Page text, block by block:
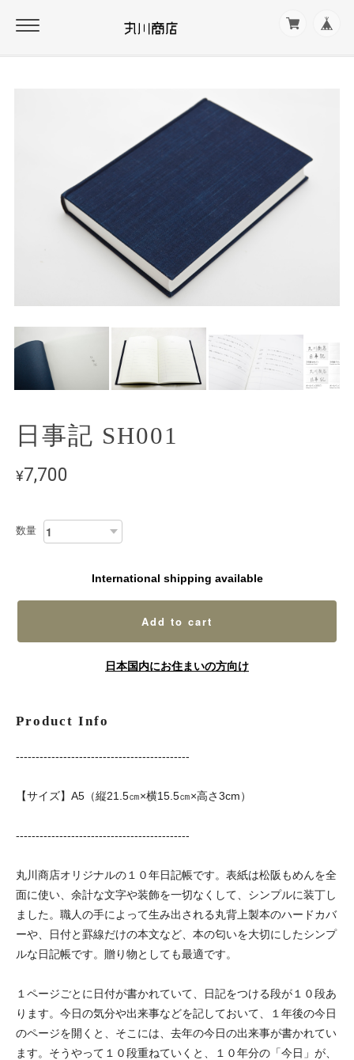
日事記 SH001
¥7,700
数量
International shipping available
Add to cart
日本国内にお住まいの方向け
Product Info
--------------------------------------------
【サイズ】A5（縦21.5㎝×横15.5㎝×高さ3cm）
--------------------------------------------
丸川商店オリジナルの１０年日記帳です。表紙は松阪もめんを全
面に使い、余計な文字や装飾を一切なくして、シンプルに装丁し
ました。職人の手によって生み出される丸背上製本のハードカバ
ーや、日付と罫線だけの本文など、本の匂いを大切にしたシンプ
ルな日記帳です。贈り物としても最適です。
１ページごとに日付が書かれていて、日記をつける段が１０段あ
ります。今日の気分や出来事などを記しておいて、１年後の今日
のページを開くと、そこには、去年の今日の出来事が書かれてい
ます。そうやって１０段重ねていくと、１０年分の「今日」が、